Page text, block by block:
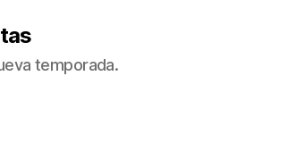
temporada.